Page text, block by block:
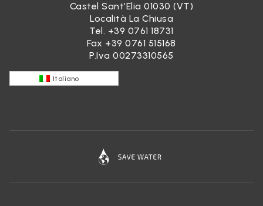
Castel Sant’Elia 01030 (VT)
Località La Chiusa
Tel. +39 0761 18731
Fax +39 0761 515168
P.Iva 00273310565
Italiano